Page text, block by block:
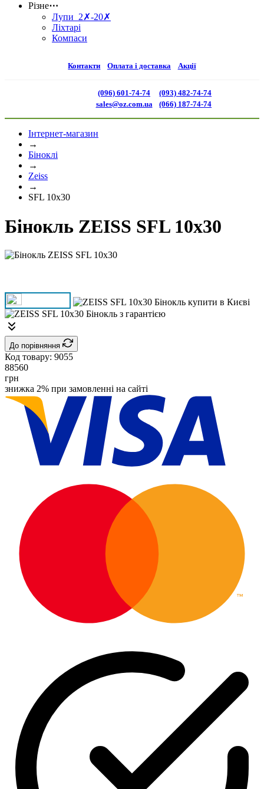
Різне⋯
Лупи 2✗-20✗
Ліхтарі
Компаси
Контакти Оплата і доставка Акції
(096) 601-74-74
sales@oz.com.ua
(093) 482-74-74
(066) 187-74-74
Інтернет-магазин
→
Біноклі
→
Zeiss
→
SFL 10x30
Бінокль ZEISS SFL 10x30
До порівняння
Код товару: 9055
88560
грн
знижка 2% при замовленні на сайті